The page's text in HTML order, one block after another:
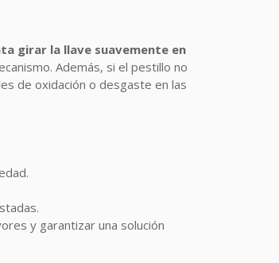
girar la llave suavemente en
Además, si el pestillo no
de oxidación o desgaste en las
y garantizar una solución